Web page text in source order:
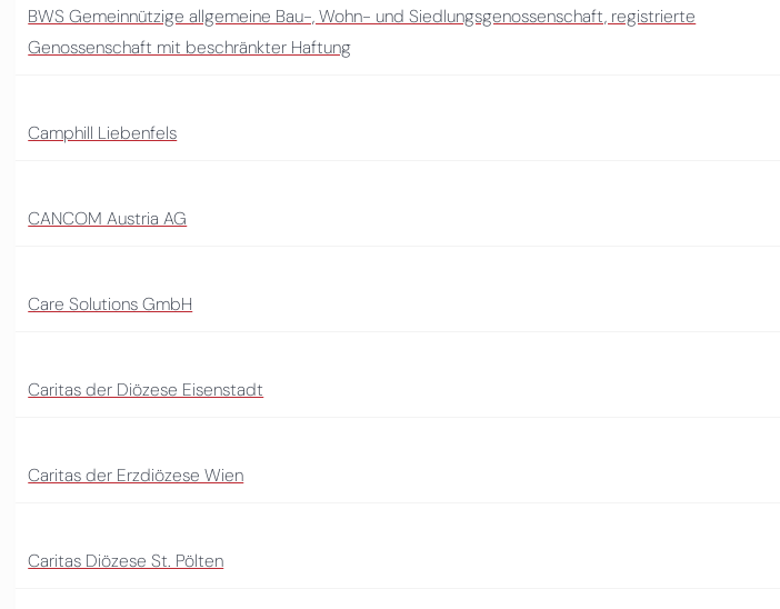
BWS Gemeinnützige allgemeine Bau-, Wohn- und Siedlungsgenossenschaft, registrierte
Genossenschaft mit beschränkter Haftung
Camphill Liebenfels
CANCOM Austria AG
Care Solutions GmbH
Caritas der Diözese Eisenstadt
Caritas der Erzdiözese Wien
Caritas Diözese St. Pölten